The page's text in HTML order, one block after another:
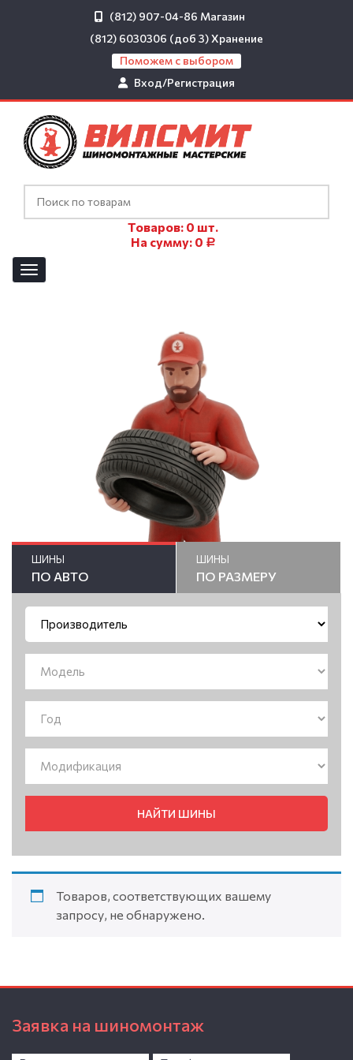
(812) 907-04-86 Магазин
(812) 6030306 (доб 3)Хранение
Поможем с выбором
Вход/Регистрация
Товаров: 0 шт.
На сумму: 0 Р
ШИНЫ
ПО АВТО
ШИНЫ
ПО РАЗМЕРУ
НАЙТИ ШИНЫ
Товаров, соответствующих вашему
запросу, не обнаружено.
Заявка на шиномонтаж